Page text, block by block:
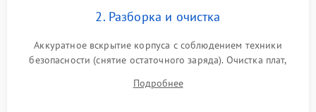
2. Разборка и очистка
Аккуратное вскрытие корпуса с соблюдением техники
безопасности (снятие остаточного заряда). Очистка плат,
и кистей для предотвращения перегрева и замыканий.
Подробнее